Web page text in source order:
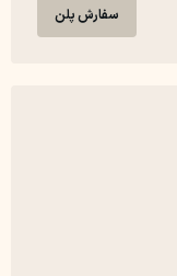
سفارش پلن